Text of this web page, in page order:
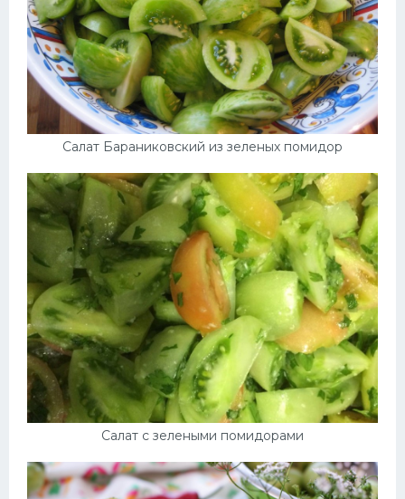
Салат Бараниковский из зеленых помидор
Салат с зелеными помидорами